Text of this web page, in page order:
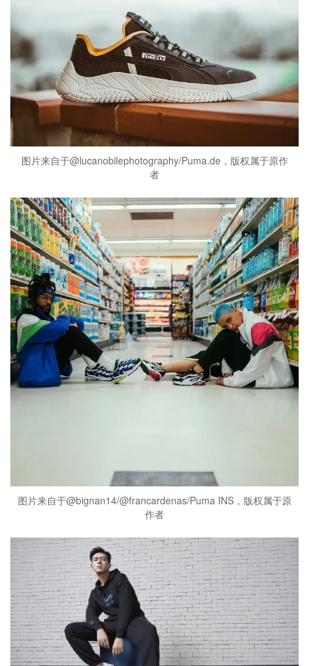
图片来自于@lucanobilephotography/Puma.de，版权属于原作
者
图片来自于@bignan14/@francardenas/Puma INS，版权属于原
作者